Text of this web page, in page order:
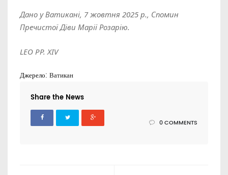
Дано у Ватикані, 7 жовтня 2025 р., Спомин
Пречистої Діви Марії Розарію.
LEO PP. XIV
Джерело: Ватикан
Share the News
0 COMMENTS